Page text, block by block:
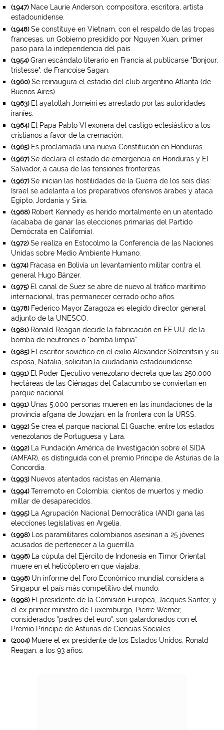
(1947)Nace Laurie Anderson, compositora, escritora, artista
estadounidense.
(1948)Se constituye en Vietnam, con el respaldo de las tropas
francesas, un Gobierno presidido por Nguyen Xuan, primer
paso para la independencia del país.
(1954)Gran escándalo literario en Francia al publicarse "Bonjour,
tristesse", de Francoise Sagan.
(1960)Se reinaugura el estadio del club argentino Atlanta (de
Buenos Aires).
(1963)El ayatollah Jomeini es arrestado por las autoridades
iraníes.
(1964)El Papa Pablo VI exonera del castigo eclesiástico a los
cristianos a favor de la cremación.
(1965)Es proclamada una nueva Constitución en Honduras.
(1967)Se declara el estado de emergencia en Honduras y El
Salvador, a causa de las tensiones fronterizas.
(1967)Se inician las hostilidades de la Guerra de los seis días:
Israel se adelanta a los preparativos ofensivos árabes y ataca
Egipto, Jordania y Siria.
(1968)Robert Kennedy es herido mortalmente en un atentado
(acababa de ganar las elecciones primarias del Partido
Demócrata en California).
(1972)Se realiza en Estocolmo la Conferencia de las Naciones
Unidas sobre Medio Ambiente Humano.
(1974)Fracasa en Bolivia un levantamiento militar contra el
general Hugo Bánzer.
(1975)El canal de Suez se abre de nuevo al tráfico marítimo
internacional, tras permanecer cerrado ocho años.
(1978)Federico Mayor Zaragoza es elegido director general
adjunto de la UNESCO.
(1981)Ronald Reagan decide la fabricación en EE.UU. de la
bomba de neutrones o "bomba limpia".
(1985)El escritor soviético en el exilio Alexander Solzenitsin y su
esposa, Natalia, solicitan la ciudadanía estadounidense.
(1991)El Poder Ejecutivo venezolano decreta que las 250.000
hectáreas de las Ciénagas del Catacumbo se conviertan en
parque nacional.
(1991)Unas 5.000 personas mueren en las inundaciones de la
provincia afgana de Jowzjan, en la frontera con la URSS.
(1992)Se crea el parque nacional El Guache, entre los estados
venezolanos de Portuguesa y Lara.
(1992)La Fundación América de Investigación sobre el SIDA
(AMFAR), es distinguida con el premio Príncipe de Asturias de la
Concordia.
(1993)Nuevos atentados racistas en Alemania.
(1994)Terremoto en Colombia: cientos de muertos y medio
millar de desaparecidos.
(1995)La Agrupación Nacional Democrática (AND) gana las
elecciones legislativas en Argelia.
(1998)Los paramilitares colombianos asesinan a 25 jóvenes
acusados de pertenecer a la guerrilla.
(1998)La cúpula del Ejército de Indonesia en Timor Oriental
muere en el helicóptero en que viajaba.
(1998)Un informe del Foro Económico mundial considera a
Singapur el país más competitivo del mundo.
(1998)El presidente de la Comisión Europea, Jacques Santer, y
el ex primer ministro de Luxemburgo, Pierre Werner,
considerados "padres del euro", son galardonados con el
Premio Príncipe de Asturias de Ciencias Sociales.
(2004)Muere el ex presidente de los Estados Unidos, Ronald
Reagan, a los 93 años.